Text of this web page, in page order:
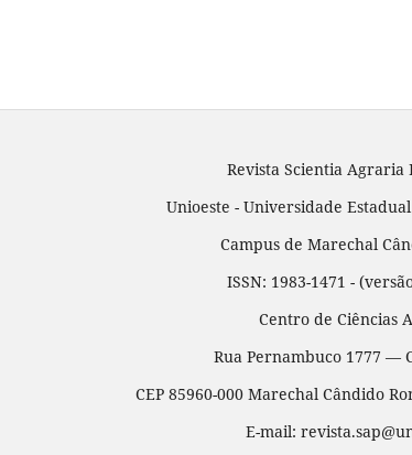
Revista Scientia Agraria
Unioeste - Universidade
Campus de Marechal
ISSN: 1983-1471 -
Centro de Ciências
Rua Pernambuco 1777 —
CEP 85960-000 Marechal Cândido
E-mail: